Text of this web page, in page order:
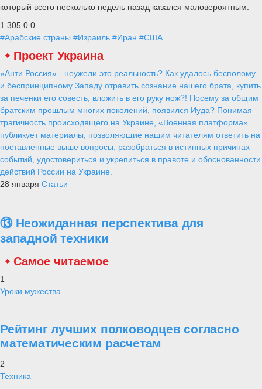
который всего несколько недель назад казался маловероятным.
1 305 0 0
#Арабские страны #Израиль #Иран #США
Проект Украина
«Анти Россия» - неужели это реальность? Как удалось бесполому
и беспринципному Западу отравить сознание нашего брата, купить
за печенки его совесть, вложить в его руку нож?! Посему за общим
братским прошлым многих поколений, появился Иуда? Понимая
трагичность происходящего на Украине, «Военная платформа»
публикует материалы, позволяющие нашим читателям ответить на
поставленные выше вопросы, разобраться в истинных причинах
событий, удостовериться и укрепиться в правоте и обоснованности
действий России на Украине.
28 января Статьи
⑬ Неожиданная перспектива для
западной техники
Самое читаемое
1
Уроки мужества
Рейтинг лучших полководцев согласно
математическим расчетам
2
Техника